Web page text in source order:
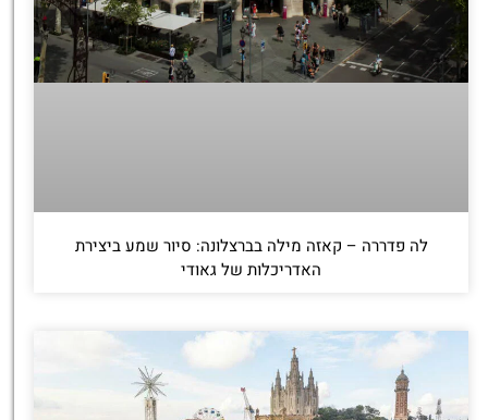
לה פדררה – קאזה מילה בברצלונה: סיור שמע ביצירת
האדריכלות של גאודי